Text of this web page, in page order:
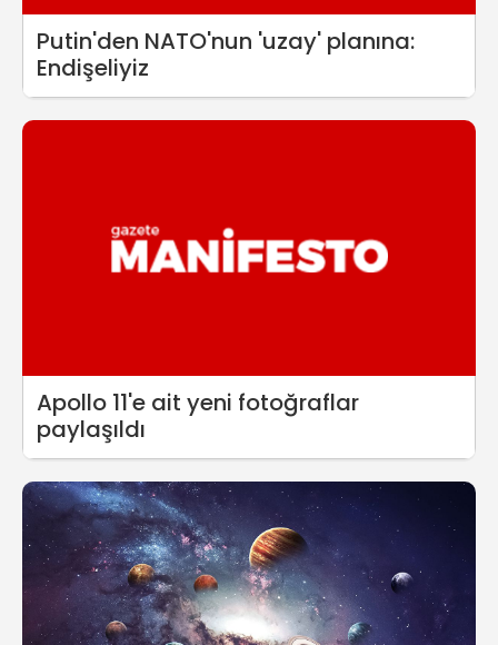
Putin'den NATO'nun 'uzay' planına:
Endişeliyiz
Apollo 11'e ait yeni fotoğraflar
paylaşıldı